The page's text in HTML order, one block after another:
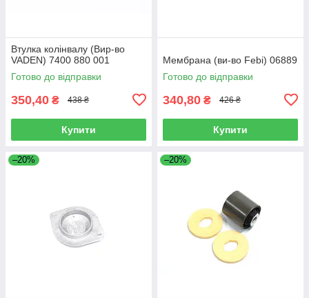
Втулка колінвалу (Вир-во
VADEN) 7400 880 001
Готово до відправки
350,40 ₴ 438 ₴
Купити
Мембрана (ви-во Febi) 06889
Готово до відправки
340,80 ₴ 426 ₴
Купити
–20% –20%